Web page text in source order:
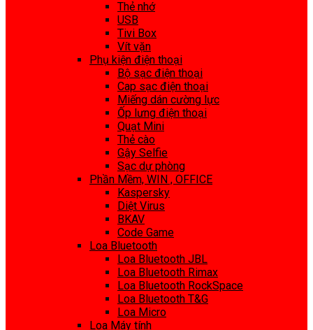
Thẻ nhớ
USB
Tivi Box
Vít vặn
Phụ kiện điện thoại
Bộ sạc điện thoại
Cap sạc điện thoại
Miếng dán cường lực
Ốp lưng điện thoại
Quạt Mini
Thẻ cào
Gậy Selfie
Sạc dự phòng
Phần Mềm, WIN , OFFICE
Kaspersky
Diệt Virus
BKAV
Code Game
Loa Bluetooth
Loa Bluetooth JBL
Loa Bluetooth Rimax
Loa Bluetooth RockSpace
Loa Bluetooth T&G
Loa Micro
Loa Máy tính